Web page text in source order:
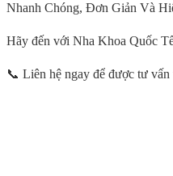
Nhanh Chóng, Đơn Giản Và
Hãy đến với Nha Khoa Quốc
📞 Liên hệ ngay để được tư